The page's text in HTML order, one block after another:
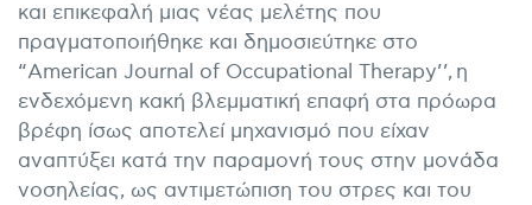
και επικεφαλή μιας νέας μελέτης που
πραγματοποιήθηκε και δημοσιεύτηκε στο
“American Journal of Occupational Therapy’’, η
ενδεχόμενη κακή βλεμματική επαφή στα πρόωρα
βρέφη ίσως αποτελεί μηχανισμό που είχαν
αναπτύξει κατά την παραμονή τους στην μονάδα
νοσηλείας, ως αντιμετώπιση του στρες και του